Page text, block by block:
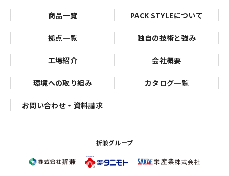
商品一覧 PACK STYLEについて
拠点一覧 独自の技術と強み
工場紹介 会社概要
環境への取り組み カタログ一覧
お問い合わせ・資料請求
折兼グループ